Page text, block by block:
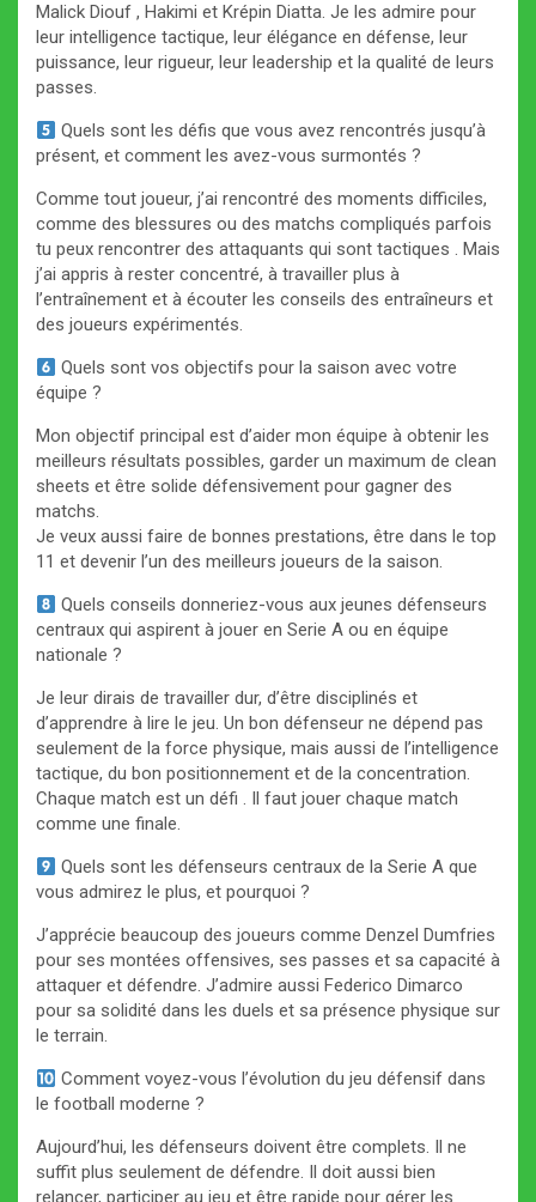
Malick Diouf , Hakimi et Krépin Diatta. Je les admire pour
leur intelligence tactique, leur élégance en défense, leur
puissance, leur rigueur, leur leadership et la qualité de leurs
passes.
Quels sont les défis que vous avez rencontrés jusqu’à
présent, et comment les avez-vous surmontés ?
Comme tout joueur, j’ai rencontré des moments difficiles,
comme des blessures ou des matchs compliqués parfois
tu peux rencontrer des attaquants qui sont tactiques . Mais
j’ai appris à rester concentré, à travailler plus à
l’entraînement et à écouter les conseils des entraîneurs et
des joueurs expérimentés.
Quels sont vos objectifs pour la saison avec votre
équipe ?
Mon objectif principal est d’aider mon équipe à obtenir les
meilleurs résultats possibles, garder un maximum de clean
sheets et être solide défensivement pour gagner des
matchs.
Je veux aussi faire de bonnes prestations, être dans le top
11 et devenir l’un des meilleurs joueurs de la saison.
Quels conseils donneriez-vous aux jeunes défenseurs
centraux qui aspirent à jouer en Serie A ou en équipe
nationale ?
Je leur dirais de travailler dur, d’être disciplinés et
d’apprendre à lire le jeu. Un bon défenseur ne dépend pas
seulement de la force physique, mais aussi de l’intelligence
tactique, du bon positionnement et de la concentration.
Chaque match est un défi . Il faut jouer chaque match
comme une finale.
Quels sont les défenseurs centraux de la Serie A que
vous admirez le plus, et pourquoi ?
J’apprécie beaucoup des joueurs comme Denzel Dumfries
pour ses montées offensives, ses passes et sa capacité à
attaquer et défendre. J’admire aussi Federico Dimarco
pour sa solidité dans les duels et sa présence physique sur
le terrain.
Comment voyez-vous l’évolution du jeu défensif dans
le football moderne ?
Aujourd’hui, les défenseurs doivent être complets. Il ne
suffit plus seulement de défendre. Il doit aussi bien